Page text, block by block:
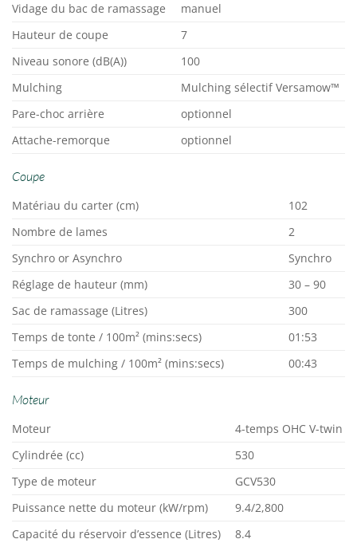
Vidage du bac de ramassage
manuel
Hauteur de coupe
7
Niveau sonore (dB(A))
100
Mulching
Mulching sélectif Versamow™
Pare-choc arrière
optionnel
Attache-remorque
optionnel
Coupe
Matériau du carter (cm)
102
Nombre de lames
2
Synchro or Asynchro
Synchro
Réglage de hauteur (mm)
30 – 90
Sac de ramassage (Litres)
300
Temps de tonte / 100m² (mins:secs)
01:53
Temps de mulching / 100m² (mins:secs)
00:43
Moteur
Moteur
4-temps OHC V-twin
Cylindrée (cc)
530
Type de moteur
GCV530
Puissance nette du moteur (kW/rpm)
9.4/2,800
Capacité du réservoir d’essence (Litres)
8.4